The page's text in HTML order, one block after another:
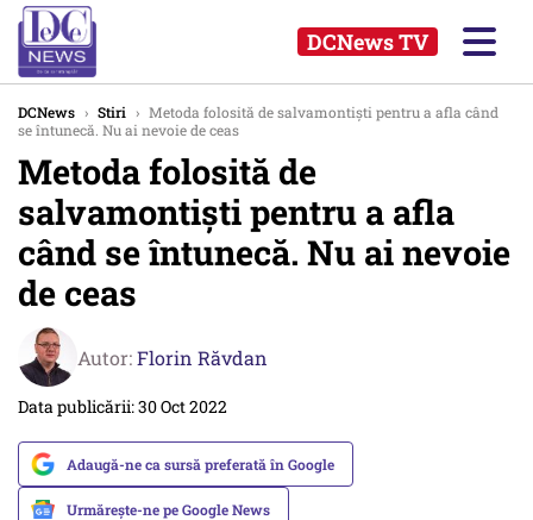
DCNews TV
DCNews › Stiri › Metoda folosită de salvamontişti pentru a afla când
se întunecă. Nu ai nevoie de ceas
Metoda folosită de
salvamontişti pentru a afla
când se întunecă. Nu ai nevoie
de ceas
Autor:Florin Răvdan
Data publicării: 30 Oct 2022
Adaugă-ne ca sursă preferată în Google
Urmărește-ne pe Google News